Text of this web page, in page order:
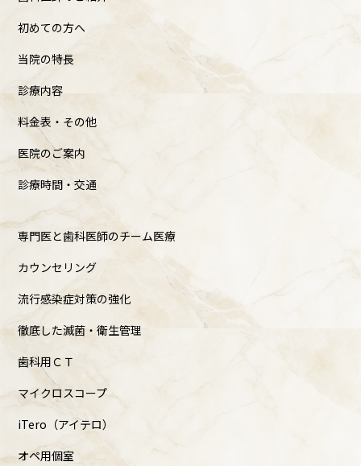
初めての方へ
当院の特長
診療内容
料金表・その他
医院のご案内
診療時間・交通
専門医と歯科医師のチーム医療
カウンセリング
流行感染症対策の強化
徹底した滅菌・衛生管理
歯科用ＣＴ
マイクロスコープ
iTero（アイテロ）
オペ用個室